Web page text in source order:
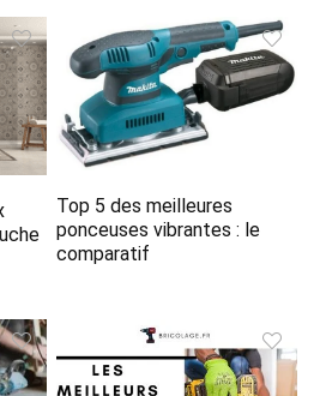
Top 5 des meilleures
ponceuses vibrantes : le
comparatif